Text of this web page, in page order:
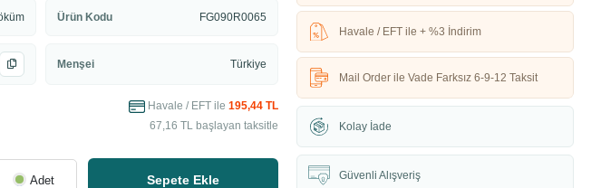
Ürün Kodu FG090R0065
Menşei Türkiye
Havale / EFT ile 195,44 TL
67,16 TL başlayan taksitle
Adet Sepete Ekle
Havale / EFT ile + %3 İndirim
Mail Order ile Vade Farksız 6-9-12 Taksit
Kolay İade
Güvenli Alışveriş